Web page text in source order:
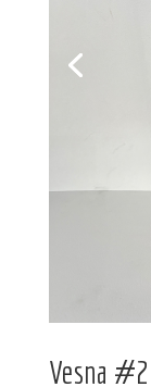
Vesna #2